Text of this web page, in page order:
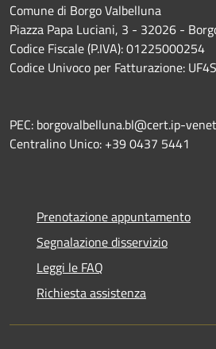
Comune di Borgo Valbelluna
Piazza Papa Luciani, 3 - 32026 -
Codice Fiscale (P.IVA): 01225000254
Codice Univoco per Fatturazione:
PEC: borgovalbelluna.bl@cert.ip-
Centralino Unico: +39 0437 5441
Prenotazione appuntamento
Segnalazione disservizio
Leggi le FAQ
Richiesta assistenza